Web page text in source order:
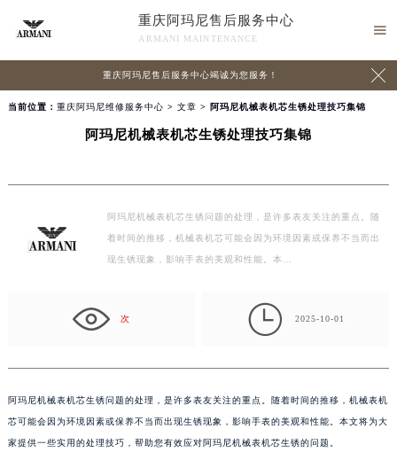
重庆阿玛尼售后服务中心
ARMANI MAINTENANCE

重庆阿玛尼售后服务中心竭诚为您服务！ 
当前位置： 重庆阿玛尼维修服务中心 > 文章 > 阿玛尼机械表机芯生锈处理技巧集锦
阿玛尼机械表机芯生锈处理技巧集锦
阿玛尼机械表机芯生锈问题的处理，是许多表友关注的重点。随
着时间的推移，机械表机芯可能会因为环境因素或保养不当而出
现生锈现象，影响手表的美观和性能。本…
次  2025-10-01
阿玛尼机械表机芯生锈问题的处理，是许多表友关注的重点。随着时间的推移，机械表机
芯可能会因为环境因素或保养不当而出现生锈现象，影响手表的美观和性能。本文将为大
家提供一些实用的处理技巧，帮助您有效应对阿玛尼机械表机芯生锈的问题。